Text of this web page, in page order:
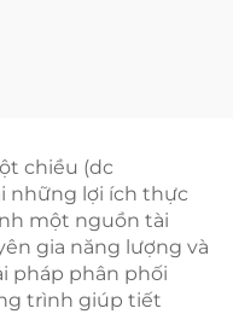
chiều (dc
những lợi ích thực
một nguồn tài
gia năng lượng và
pháp phân phối
trình giúp tiết